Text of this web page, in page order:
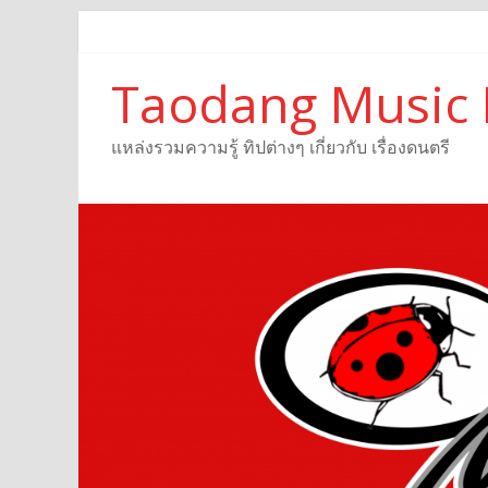
Taodang Music
แหล่งรวมความรู้ ทิปต่างๆ เกี่ยวกับ เรื่องดนตรี